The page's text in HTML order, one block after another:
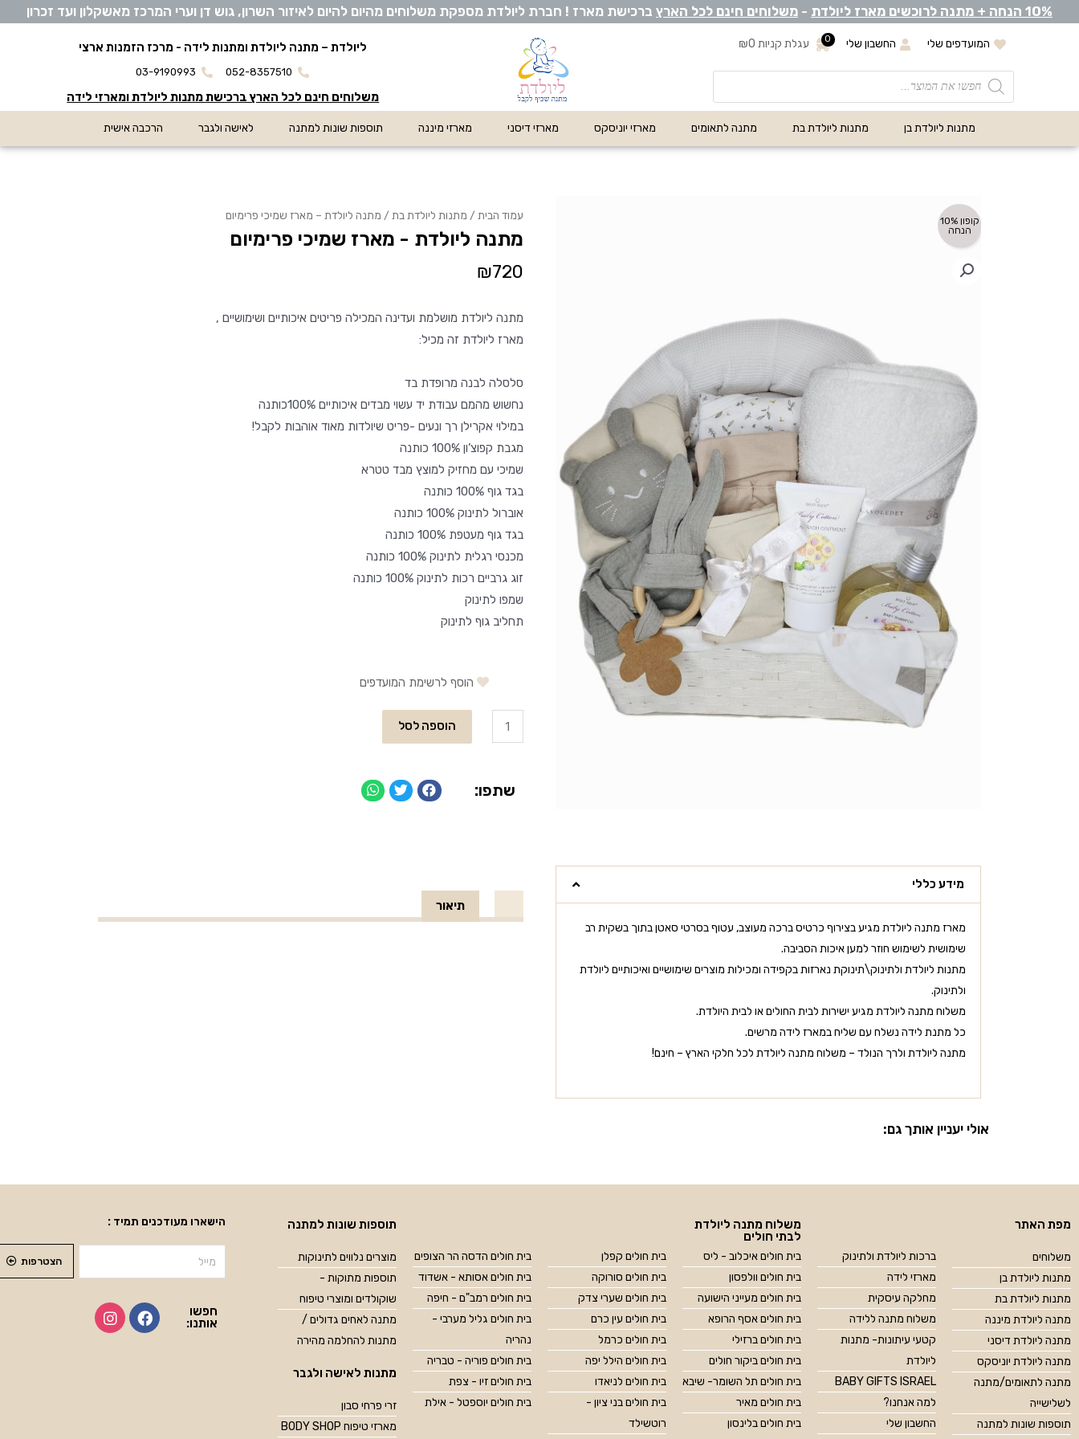
10% הנחה + מתנה לרוכשים מארז ליולדת - משלוחים חינם לכל הארץ ברכישת מארז ! חברת ליולדת מספקת משלוחים מהיום להיום לאיזור השרון, גוש דן וערי המרכז מאשקלון ועד זכרון
המועדפים שלי החשבון שלי עגלת קניות ₪0 0
ליולדת – מתנה ליולדת ומתנות לידה - מרכז הזמנות ארצי
052-8357510
03-9190993
משלוחים חינם לכל הארץ ברכישת מתנות ליולדת ומארזי לידה
מתנות ליולדת בן מתנות ליולדת בת מתנה לתאומים מארזי יוניסקס מארזי דיסני מארזי מיננה תוספות שונות למתנה לאישה ולגבר הרכבה אישית
קופון 10%
הנחה
עמוד הבית / מתנות ליולדת בת / מתנה ליולדת – מארז שמיכי פרימיום
מתנה ליולדת - מארז שמיכי פרימיום
₪720
מתנה ליולדת מושלמת ועדינה המכילה פריטים איכותיים ושימושיים ,
מארז ליולדת זה מכיל:
סלסלה לבנה מרופדת בד
נחשוש מהמם עבודת יד עשוי מבדים איכותיים 100%כותנה
במילוי אקרילן רך ונעים -פריט שיולדות מאוד אוהבות לקבל!
מגבת קפוצ’ון 100% כותנה
שמיכי עם מחזיק למוצץ מבד טטרא
בגד גוף 100% כותנה
אוברול לתינוק 100% כותנה
בגד גוף מעטפת 100% כותנה
מכנסי רגלית לתינוק 100% כותנה
זוג גרביים רכות לתינוק 100% כותנה
שמפו לתינוק
תחליב גוף לתינוק
הוסף לרשימת המועדפים
הוספה לסל
שתפו:
מידע כללי
מארז מתנה ליולדת מגיע בצירוף כרטיס ברכה מעוצב, עטוף בסרטי סאטן בתוך בשקית רב
שימושית לשימוש חוזר למען איכות הסביבה.
מתנות ליולדת ולתינוק\תינוקת נארזות בקפידה ומכילות מוצרים שימושיים ואיכותיים ליולדת
ולתינוק.
משלוח מתנה ליולדת מגיע ישירות לבית החולים או לבית היולדת.
כל מתנת לידה נשלח עם שליח במארז לידה מרשים.
מתנה ליולדת ולרך הנולד – משלוח מתנה ליולדת לכל חלקי הארץ – חינם!
תיאור
אולי יעניין אותך גם:
מפת האתר
משלוחים
מתנות ליולדת בן
מתנות ליולדת בת
מתנה ליולדת מיננה
מתנה ליולדת דיסני
מתנה ליולדת יוניסקס
מתנה לתאומים/מתנה
לשלישייה
תוספות שונות למתנה
ברכות ליולדת ולתינוק
מארזי לידה
מחלקה עיסקית
משלוח מתנה ללידה
קטעי עיתונות- מתנות
ליולדת
BABY GIFTS ISRAEL
למה אנחנו?
החשבון שלי
משלוח מתנה ליולדת
לבתי חולים
בית חולים איכלוב - ליס
בית חולים וולפסון
בית חולים מעייני הישועה
בית חולים אסף הרופא
בית חולים ברזילי
בית חולים ביקור חולים
בית חולים תל השומר- שיבא
בית חולים מאיר
בית חולים בלינסון
בית חולים קפלן
בית חולים סורוקה
בית חולים שערי צדק
בית חולים עין כרם
בית חולים כרמל
בית חולים הילל יפה
בית חולים לניאדו
בית חולים בני ציון -
רוטשילד
בית חולים הדסה הר הצופים
בית חולים אסותא - אשדוד
בית חולים רמב"ם - חיפה
בית חולים גליל מערבי -
נהריה
בית חולים פוריה - טבריה
בית חולים זיו - צפת
בית חולים יוספטל - אילת
תוספות שונות למתנה
מוצרים נלווים לתינוקות
תוספות מתוקות -
שוקולדים ומוצרי טיפוח
מתנה לאחים גדולים /
מתנות להחלמה מהירה
מתנות לאישה ולגבר
זרי פרחי סבון
מארזי טיפוח BODY SHOP
הישארו מעודכנים תמיד :
הצטרפות
חפשו
אותנו: